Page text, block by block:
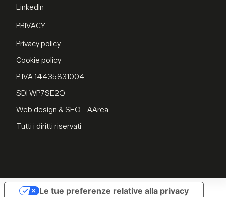
LinkedIn
PRIVACY
Privacy policy
Cookie policy
P.IVA 14435831004
SDI WP7SE2Q
Web design & SEO - AArea
Tutti i diritti riservati
Le tue preferenze relative alla privacy